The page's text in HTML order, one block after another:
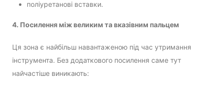
поліуретанові вставки.
4. Посилення між великим та вказівним пальцем
Ця зона є найбільш навантаженою під час утримання
інструмента. Без додаткового посилення саме тут
найчастіше виникають: